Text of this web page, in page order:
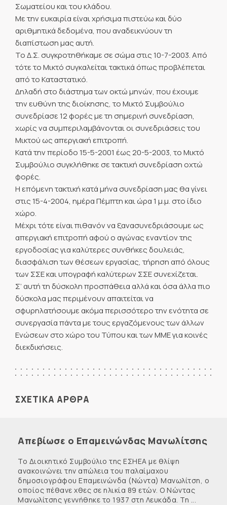
Σωματείου και του κλάδου.
Με την ευκαιρία είναι χρήσιμα πιστεύω και δύο
αριθμητικά δεδομένα, που αναδεικνύουν τη
διαπίστωση μας αυτή.
Το Δ.Σ. συγκροτηθήκαμε σε σώμα στις 10-7-2003. Από
τότε το Μικτό συγκαλείται τακτικά όπως προβλέπεται
από το Καταστατικό.
Δηλαδή στο διάστημα των οκτώ μηνών, που έχουμε
την ευθύνη της διοίκησης, το Μικτό Συμβούλιο
συνεδρίασε 12 φορές με τη σημερινή συνεδρίαση,
χωρίς να συμπεριλαμβάνονται οι συνεδριάσεις του
Μικτού ως απεργιακή επιτροπή.
Κατά την περίοδο 15-5-2001 έως 20-5-2003, το Μικτό
Συμβούλιο συγκλήθηκε σε τακτική συνεδρίαση οχτώ
φορές.
Η επόμενη τακτική κατά μήνα συνεδρίαση μας θα γίνει
στις 15-4-2004, ημέρα Πέμπτη και ώρα 1 μ.μ. στο ίδιο
χώρο.
Μέχρι τότε είναι πιθανόν να ξανασυνεδριάσουμε ως
απεργιακή επιτροπή αφού ο αγώνας εναντίον της
εργοδοσίας για καλύτερες συνθήκες δουλειάς,
διασφάλιση των θέσεων εργασίας, τήρηση από όλους
των ΣΣΕ και υπογραφή καλύτερων ΣΣΕ συνεχίζεται.
Σ’ αυτή τη δύσκολη προσπάθεια αλλά και όσα άλλα πιο
δύσκολα μας περιμένουν απαιτείται να
σφυρηλατήσουμε ακόμα περισσότερο την ενότητα σε
συνεργασία πάντα με τους εργαζόμενους των άλλων
Ενώσεων στο χώρο του Τύπου και των ΜΜΕ για κοινές
διεκδικήσεις.
ΣΧΕΤΙΚΑ ΑΡΘΡΑ
Απεβίωσε ο Επαμεινώνδας Μανωλίτσης
Το Διοικητικό Συμβούλιο της ΕΣΗΕΑ με θλίψη
ανακοινώνει την απώλεια του παλαίμαχου
δημοσιογράφου Επαμεινώνδα (Νώντα) Μανωλίτση, ο
οποίος πέθανε χθες σε ηλικία 89 ετών. Ο Νώντας
Μανωλίτσης γεννήθηκε το 1937 στη Λευκάδα. Τη ...